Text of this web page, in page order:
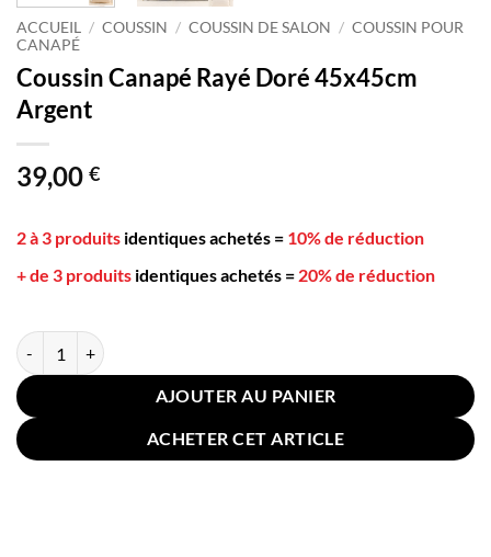
ACCUEIL / COUSSIN / COUSSIN DE SALON / COUSSIN POUR
CANAPÉ
Coussin Canapé Rayé Doré 45x45cm
Argent
39,00 €
2 à 3 produits identiques achetés = 10% de réduction
+ de 3 produits identiques achetés = 20% de réduction
quantité de Coussin Canapé Rayé Doré 45x45cm Argent
AJOUTER AU PANIER
ACHETER CET ARTICLE